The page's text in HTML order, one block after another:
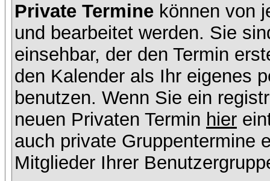
Private Termine können von
und bearbeitet werden. Sie
einsehbar, der den Termin
den Kalender als Ihr eigenes
benutzen. Wenn Sie ein
neuen Privaten Termin hier
auch private Gruppentermine
Mitglieder Ihrer